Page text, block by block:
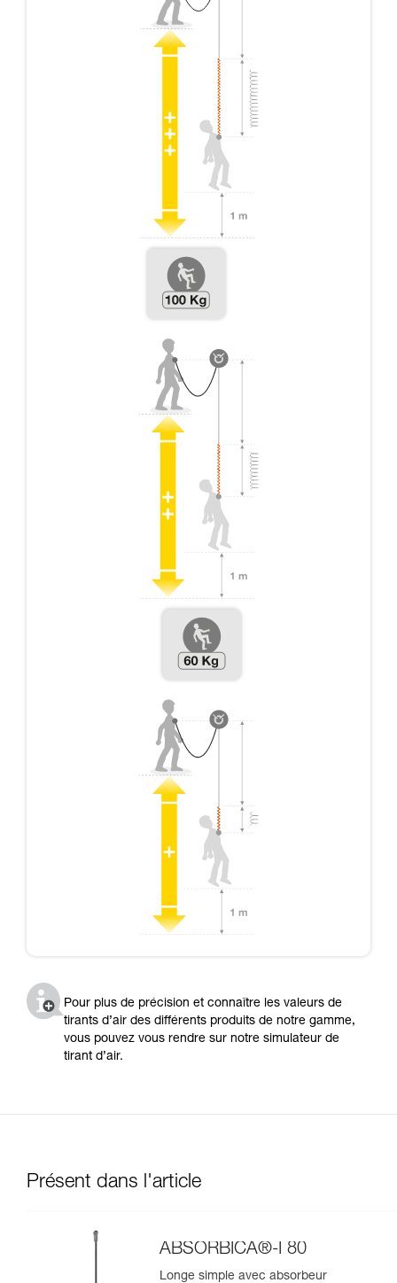
Pour plus de précision et connaître les valeurs de
tirants d’air des différents produits de notre gamme,
vous pouvez vous rendre sur notre simulateur de
tirant d’air.
Présent dans l'article
ABSORBICA®-I 80
Longe simple avec absorbeur